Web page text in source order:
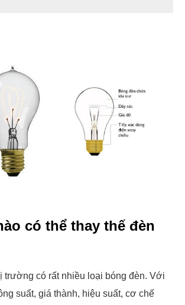
có thể thay thế đèn
trường có rất nhiều loại bóng đèn. Với
suất, giá thành, hiệu suất, cơ chế